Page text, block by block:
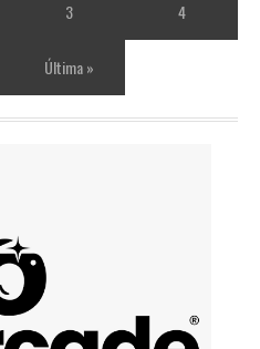
3 4
Última »